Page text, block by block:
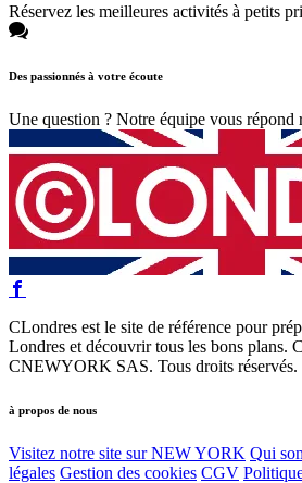
Réservez les meilleures activités à petits
Des passionnés à votre écoute
Une question ? Notre équipe vous répond
CLondres est le site de référence pour
Londres et découvrir tous les bons plans.
CNEWYORK SAS. Tous droits réservés.
à propos de nous
Visitez notre site sur NEW YORK Qui
légales Gestion des cookies CGV